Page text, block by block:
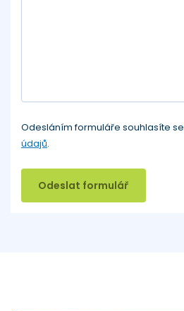
Odesláním formuláře souhlasíte se
údajů.
Odeslat formulář